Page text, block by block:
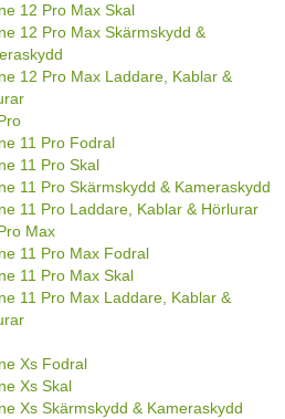
12 Pro Max Skal
12 Pro Max Skärmskydd &
12 Pro Max Laddare, Kablar &
11 Pro Fodral
11 Pro Skal
11 Pro Skärmskydd & Kameraskydd
11 Pro Laddare, Kablar & Hörlurar
Max
11 Pro Max Fodral
11 Pro Max Skal
11 Pro Max Laddare, Kablar &
Xs Fodral
Xs Skal
Xs Skärmskydd & Kameraskydd